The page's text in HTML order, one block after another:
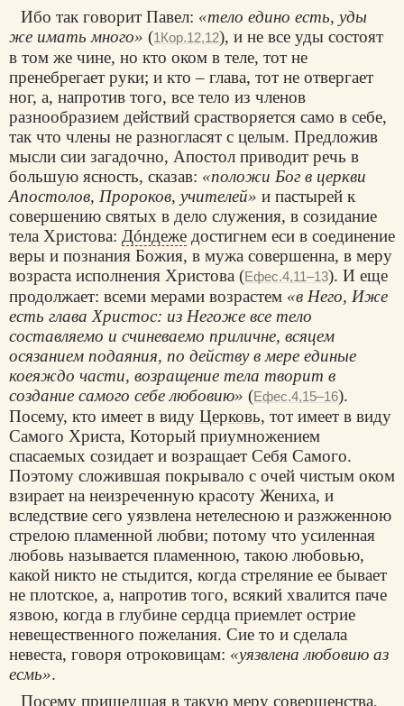
Ибо так говорит Павел: «тело едино есть, уды
же имать много» (1Кор.12,12), и не все уды состоят
в том же чине, но кто оком в теле, тот не
пренебрегает руки; и кто – глава, тот не отвергает
ног, а, напротив того, все тело из членов
разнообразием действий срастворяется само в себе,
так что члены не разногласят с целым. Предложив
мысли сии загадочно, Апостол приводит речь в
большую ясность, сказав: «положи Бог в церкви
Апостолов, Пророков, учителей» и пастырей к
совершению святых в дело служения, в созидание
тела Христова: Дóндеже достигнем ecи в соединение
веры и познания Божия, в мужа совершенна, в меру
возраста исполнения Христова (Ефес.4,11–13). И еще
продолжает: всеми мерами возрастем «в Него, Иже
есть глава Христос: из Негоже все тело
составляемо и счиневаемо приличне, всяцем
осязанием подаяния, по действу в мере единые
коеяждо части, возращение тела творит в
создание самого себе любовию» (Ефес.4,15–16).
Посему, кто имеет в виду Церковь, тот имеет в виду
Самого Христа, Который приумножением
спасаемых созидает и возращает Себя Самого.
Поэтому сложившая покрывало с очей чистым оком
взирает на неизреченную красоту Жениха, и
вследствие сего уязвлена нетелесною и разжженною
стрелою пламенной любви; потому что усиленная
любовь называется пламенною, такою любовью,
какой никто не стыдится, когда стреляние ее бывает
не плотское, а, напротив того, всякий хвалится паче
язвою, когда в глубине сердца приемлет острие
невещественного пожелания. Сие то и сделала
невеста, говоря отроковицам: «уязвлена любовию аз
есмь».
Посему пришедшая в такую меру совершенства,